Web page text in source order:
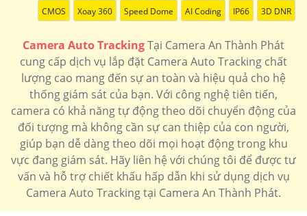
CMOS Xoay 360 Speed Dome AI Coding IP66 3D DNR
Camera Auto TrackingTại Camera An Thành Phát
cung cấp dịch vụ lắp đặt Camera Auto Tracking chất
lượng cao mang đến sự an toàn và hiệu quả cho hệ
thống giám sát của bạn. Với công nghệ tiên tiến,
camera có khả năng tự động theo dõi chuyển động của
đối tượng mà không cần sự can thiệp của con người,
giúp bạn dễ dàng theo dõi mọi hoạt động trong khu
vực đang giám sát. Hãy liên hệ với chúng tôi để được tư
vấn và hỗ trợ chiết khấu hấp dẫn khi sử dụng dịch vụ
Camera Auto Tracking tại Camera An Thành Phát.